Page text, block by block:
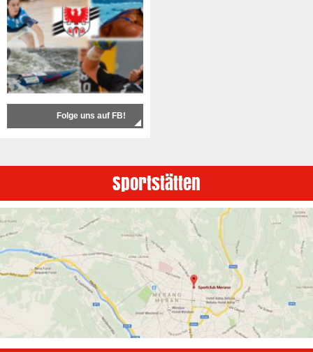
Folge uns auf FB!
Sportstätten